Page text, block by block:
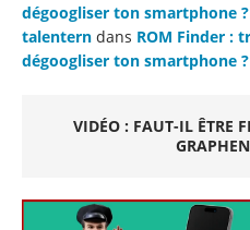
dégoogliser ton smartphone ?
talentern dans ROM Finder :
dégoogliser ton smartphone ?
VIDÉO : FAUT-IL ÊTRE